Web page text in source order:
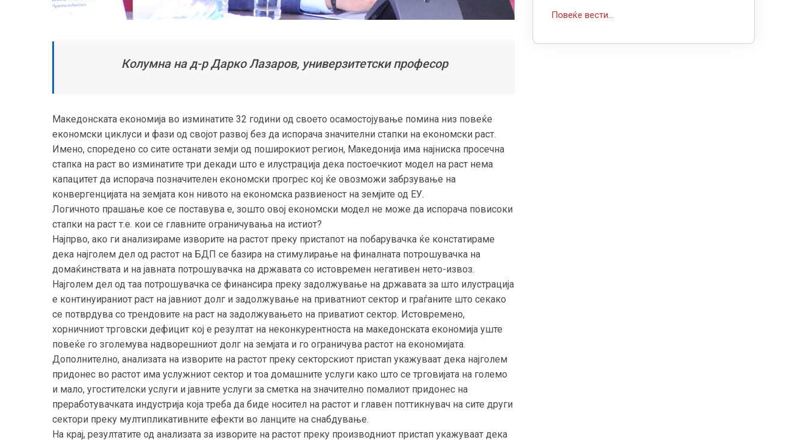
Колумна на д-р Дарко Лазаров, универзитетски професор
Македонската економија во изминатите 32 години од своето осамостојување помина низ повеќе
економски циклуси и фази од својот развој без да испорача значителни стапки на економски раст.
Имено, споредено со сите останати земји од поширокиот регион, Македонија има најниска просечна
стапка на раст во изминатите три декади што е илустрација дека постоечкиот модел на раст нема
капацитет да испорача позначителен економски прогрес кој ќе овозможи забрзување на
конвергенцијата на земјата кон нивото на економска развиеност на земјите од ЕУ.
Логичното прашање кое се поставува е, зошто овој економски модел не може да испорача повисоки
стапки на раст т.е. кои се главните ограничувања на истиот?
Најпрво, ако ги анализираме изворите на растот преку пристапот на побарувачка ќе констатираме
дека најголем дел од растот на БДП се базира на стимулирање на финалната потрошувачка на
домаќинствата и на јавната потрошувачка на државата со истовремен негативен нето-извоз.
Најголем дел од таа потрошувачка се финансира преку задолжување на државата за што илустрација
е континуираниот раст на јавниот долг и задолжување на приватниот сектор и граѓаните што секако
се потврдува со трендовите на раст на задолжувањето на приватиот сектор. Истовремено,
хорничниот трговски дефицит кој е резултат на неконкурентноста на македонската економија уште
повеќе го зголемува надворешниот долг на земјата и го ограничува растот на економијата.
Дополнително, анализата на изворите на растот преку секторскиот пристап укажуваат дека најголем
придонес во растот има услужниот сектор и тоа домашните услуги како што се трговијата на големо
и мало, угостителски услуги и јавните услуги за сметка на значително помалиот придонес на
преработувачката индустрија која треба да биде носител на растот и главен поттикнувач на сите други
сектори преку мултипликативните ефекти во ланците на снабдување.
На крај, резултатите од анализата за изворите на растот преку производниот пристап укажуваат дека
Повеќе вести...